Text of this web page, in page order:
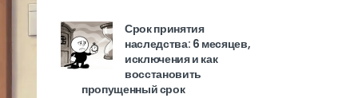
Срок принятия
наследства: 6 месяцев,
исключения и как
восстановить
пропущенный срок